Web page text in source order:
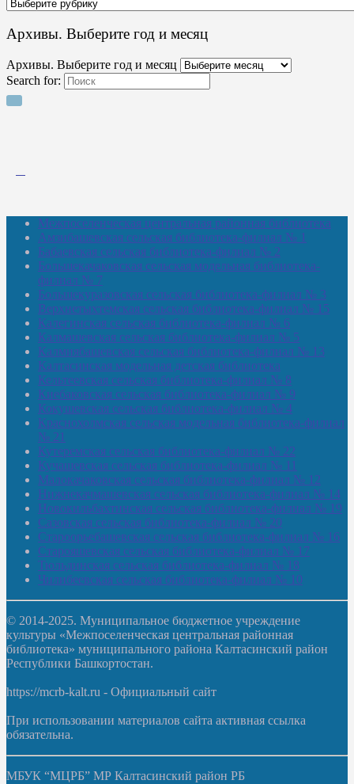
Архивы. Выберите год и месяц
Архивы. Выберите год и месяц
Search for:
Межпоселенческая центральная районная библиотека
Амзибашевская сельская библиотека-филиал № 1
Бабаевская сельская библиотека-филиал № 2
Большекачаковская сельская модельная библиотека-
филиал № 7
Большекуразовская сельская библиотека-филиал № 3
Верхнетыхтемская сельская библиотека-филиал № 15
Калегинская сельская библиотека-филиал № 6
Калмашевская сельская библиотека-филиал № 5
Калмиябашевская сельская библиотека-филиал № 13
Калтасинская модельная детская библиотека
Кельтеевская сельская библиотека-филиал № 8
Киебаковская сельская библиотека-филиал № 9
Кокушевская сельская библиотека-филиал № 4
Краснохолмская сельская модельная библиотека-филиал
№ 21
Кутеремская сельская библиотека-филиал № 22
Кучашевская сельская библиотека-филиал № 11
Малокачаковская сельская библиотека-филиал № 12
Нижнекачмашевская сельская библиотека-филиал № 14
Новокильбахтинская сельская библиотека-филиал № 19
Сазовская сельская библиотека-филиал № 20
Староорьебашевская сельская библиотека-филиал № 16
Старояшевская сельская библиотека-филиал № 17
Тюльдинская сельская библиотека-филиал № 18
Чилибеевская сельская библиотека-филиал № 10
© 2014-2025. Муниципальное бюджетное учреждение
культуры «Межпоселенческая центральная районная
библиотека» муниципального района Калтасинский район
Республики Башкортостан.
https://mcrb-kalt.ru - Официальный сайт
При использовании материалов сайта активная ссылка
обязательна.
МБУК “МЦРБ” МР Калтасинский район РБ